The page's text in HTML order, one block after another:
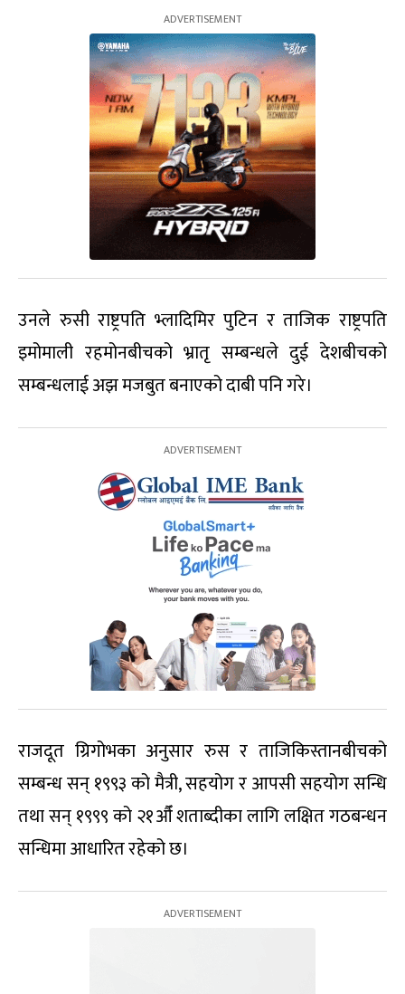
उनले रुसी राष्ट्रपति भ्लादिमिर पुटिन र ताजिक राष्ट्रपति
इमोमाली रहमोनबीचको भ्रातृ सम्बन्धले दुई देशबीचको
सम्बन्धलाई अझ मजबुत बनाएको दाबी पनि गरे।
राजदूत ग्रिगोभका अनुसार रुस र ताजिकिस्तानबीचको
सम्बन्ध सन् १९९३ को मैत्री, सहयोग र आपसी सहयोग सन्धि
तथा सन् १९९९ को २१औँ शताब्दीका लागि लक्षित गठबन्धन
सन्धिमा आधारित रहेको छ।